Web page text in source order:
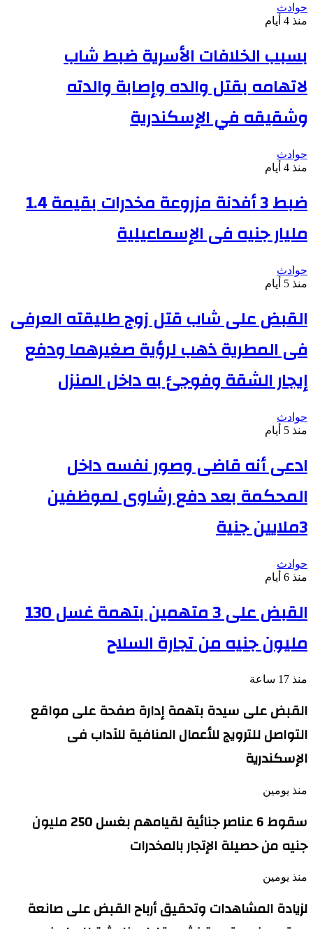
حوادث
منذ 4 أيام
بسبب الخلافات الأسرية ضبط شاب
لاتهامه بقتل والده وإصابة والدته
وشقيقه في الإسكندرية
حوادث
منذ 4 أيام
ضبط 3 أفدنة مزروعة مخدرات بقيمة 1.4
مليار جنيه فى الإسماعيلية
حوادث
منذ 5 أيام
القبض على شاب قتل زوج طليقته العرفى
فى المطرية ذهب لرؤية صغيرهما ودفع
إيجار الشقة وفوجئ به داخل المنزل
حوادث
منذ 5 أيام
ادعى أنه قاضى وصور نفسه داخل
المحكمة بعد دفع رشاوى لموظفين
3ملايين جنية
حوادث
منذ 6 أيام
القبض على 3 متهمين بتهمة غسل 130
مليون جنيه من تجارة السلاح
منذ 17 ساعة
القبض على سيدة بتهمة إدارة صفحة على مواقع
التواصل للترويج للأعمال المنافية للآداب فى
الإسكندرية
منذ يومين
سقوط 6 عناصر جنائية لقيامهم بغسل 250 مليون
جنيه من حصيلة الإتجار بالمخدرات
منذ يومين
لزيادة المشاهدات وتحقيق أرباح القبض على صانعة